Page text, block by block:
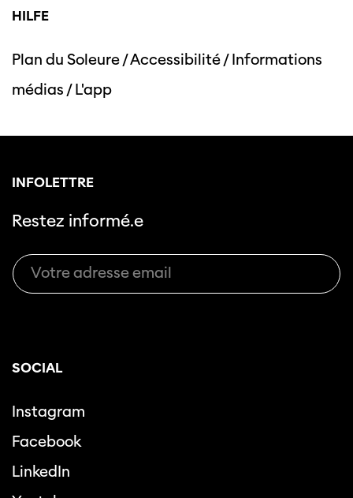
HILFE
Plan du Soleure/Accessibilité/Informations
médias /L'app
INFOLETTRE
Restez informé.e
SOCIAL
Instagram
Facebook
LinkedIn